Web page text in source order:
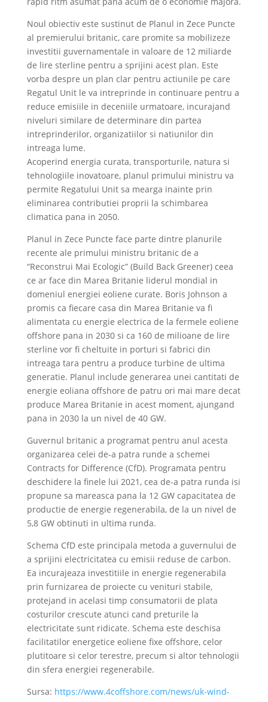
Noul obiectiv este sustinut de Planul in Zece Puncte
al premierului britanic, care promite sa mobilizeze
investitii guvernamentale in valoare de 12 miliarde
de lire sterline pentru a sprijini acest plan. Este
vorba despre un plan clar pentru actiunile pe care
Regatul Unit le va intreprinde in continuare pentru a
reduce emisiile in deceniile urmatoare, incurajand
niveluri similare de determinare din partea
intreprinderilor, organizatiilor si natiunilor din
intreaga lume.
Acoperind energia curata, transporturile, natura si
tehnologiile inovatoare, planul primului ministru va
permite Regatului Unit sa mearga inainte prin
eliminarea contributiei proprii la schimbarea
climatica pana in 2050.
Planul in Zece Puncte face parte dintre planurile
recente ale primului ministru britanic de a
“Reconstrui Mai Ecologic” (Build Back Greener) ceea
ce ar face din Marea Britanie liderul mondial in
domeniul energiei eoliene curate. Boris Johnson a
promis ca fiecare casa din Marea Britanie va fi
alimentata cu energie electrica de la fermele eoliene
offshore pana in 2030 si ca 160 de milioane de lire
sterline vor fi cheltuite in porturi si fabrici din
intreaga tara pentru a produce turbine de ultima
generatie. Planul include generarea unei cantitati de
energie eoliana offshore de patru ori mai mare decat
produce Marea Britanie in acest moment, ajungand
pana in 2030 la un nivel de 40 GW.
Guvernul britanic a programat pentru anul acesta
organizarea celei de-a patra runde a schemei
Contracts for Difference (CfD). Programata pentru
deschidere la finele lui 2021, cea de-a patra runda isi
propune sa mareasca pana la 12 GW capacitatea de
productie de energie regenerabila, de la un nivel de
5,8 GW obtinuti in ultima runda.
Schema CfD este principala metoda a guvernului de
a sprijini electricitatea cu emisii reduse de carbon.
Ea incurajeaza investitiile in energie regenerabila
prin furnizarea de proiecte cu venituri stabile,
protejand in acelasi timp consumatorii de plata
costurilor crescute atunci cand preturile la
electricitate sunt ridicate. Schema este deschisa
facilitatilor energetice eoliene fixe offshore, celor
plutitoare si celor terestre, precum si altor tehnologii
din sfera energiei regenerabile.
Sursa: https://www.4coffshore.com/news/uk-wind-